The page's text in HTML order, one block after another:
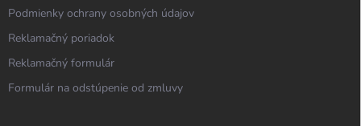
Podmienky ochrany osobných údajov
Reklamačný poriadok
Reklamačný formulár
Formulár na odstúpenie od zmluvy